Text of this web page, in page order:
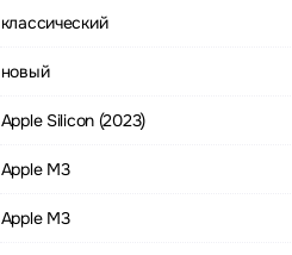
классический
новый
Apple Silicon (2023)
Apple M3
Apple M3